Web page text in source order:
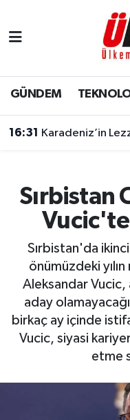
GÜNDEM
16:31 Karadeniz’in
Sırbistan
Sırbistan'da
önümüzdeki
Aleksandar Vucic,
aday
birkaç ay içinde
Vucic, siyasi
etme
İstanbul
İstanbul Hava
Süper Lig Puan
Tüm Manşetler
Son Dakika
Haber Arşivi